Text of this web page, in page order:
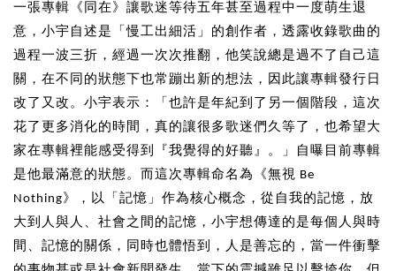
一張專輯《同在》讓歌迷等待五年甚至過程中一度萌生退
意，小宇自述是「慢工出細活」的創作者，透露收錄歌曲的
過程一波三折，經過一次次推翻，他笑說總是過不了自己這
關，在不同的狀態下也常蹦出新的想法，因此讓專輯發行日
改了又改。小宇表示：「也許是年紀到了另一個階段，這次
花了更多消化的時間，真的讓很多歌迷們久等了，也希望大
家在專輯裡能感受得到『我覺得的好聽』。」自曝目前專輯
是他最滿意的狀態。而這次專輯命名為《無視 Be
Nothing》，以「記憶」作為核心概念，從自我的記憶，放
大到人與人、社會之間的記憶，小宇想傳達的是每個人與時
間、記憶的關係，同時也體悟到，人是善忘的，當一件衝擊